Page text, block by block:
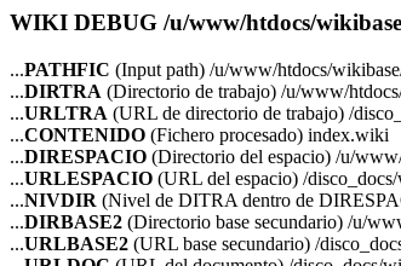
WIKI DEBUG /u/www/htdocs/
...PATHFIC (Input path) /u/www/htdocs/
...DIRTRA (Directorio de trabajo) /u/www/
...URLTRA (URL de directorio de trabajo) /
...CONTENIDO (Fichero procesado) index.wiki
...DIRESPACIO (Directorio del espacio) /u/
...URLESPACIO (URL del espacio) /
...NIVDIR (Nivel de DITRA dentro de
...DIRBASE2 (Directorio base secundario) /u/
...URLBASE2 (URL base secundario) /